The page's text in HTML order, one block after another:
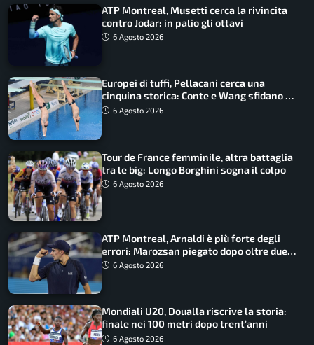
ATP Montreal, Musetti cerca la rivincita
contro Jodar: in palio gli ottavi
6 Agosto 2026
Europei di tuffi, Pellacani cerca una
cinquina storica: Conte e Wang sfidano la
piattaforma
6 Agosto 2026
Tour de France femminile, altra battaglia
tra le big: Longo Borghini sogna il colpo
6 Agosto 2026
ATP Montreal, Arnaldi è più forte degli
errori: Marozsan piegato dopo oltre due
ore6 Agosto 2026
Mondiali U20, Doualla riscrive la storia:
finale nei 100 metri dopo trent’anni
6 Agosto 2026